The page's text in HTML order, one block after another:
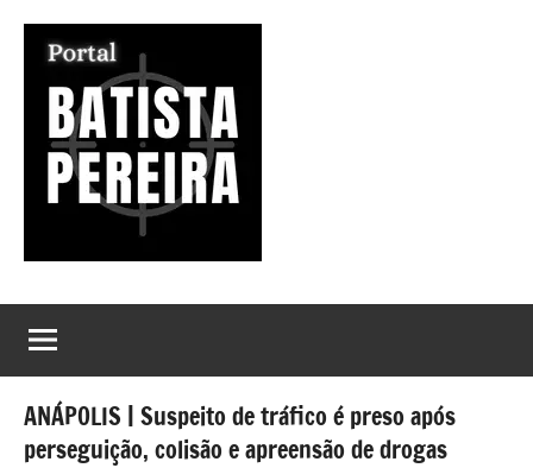
conteúdo
Batista
Pereira
Portal
de
ANÁPOLIS | Suspeito de tráfico é preso após
perseguição, colisão e apreensão de drogas